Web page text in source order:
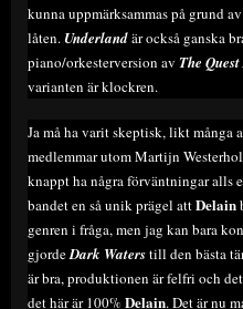
kunna uppmärksammas på grund
låten. Underlandär också ganska
piano/orkesterversion av The
varianten är klockren.
Ja må ha varit skeptisk, likt många
medlemmar utom Martijn
knappt ha några förväntningar alls
bandet en så unik prägel attDelain
genren i fråga, men jag kan bara
gjordeDark Waterstill den bästa
är bra, produktionen är felfri och
det här är 100%Delain. Det är nu